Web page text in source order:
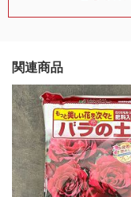
関連商品